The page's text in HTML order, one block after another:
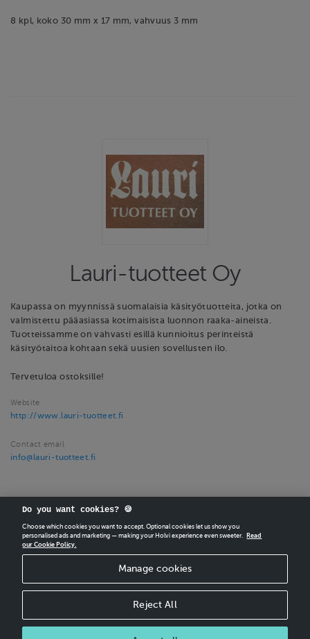
8 kpl, koko 30 mm x 17 mm, vahvuus 3 mm
Lauri-tuotteet Oy
Kaupassa on myynnissä suomalaisia käsityötuotteita, jotka on
valmistettu pääasiassa kotimaisista luonnon raaka-aineista.
Tuotteissamme on vahvasti esillä kunnioitus perinteistä
käsityötaitoa kohtaan sekä uusien sovellusten ilo.
Tervetuloa ostoksille!
Website
http://www.lauri-tuotteet.fi
Contact email
info@lauri-tuotteet.fi
CREATEYOUR OWN HOLVI ONLINE STORE IN MINUTES.
Do you want cookies? 🍪
Choose which cookies you want to accept. Optional cookies let us show you
personalised ads and marketing — making your Holvi experience even sweeter.
Read
our Cookie Policy.
Manage cookies
Reject All